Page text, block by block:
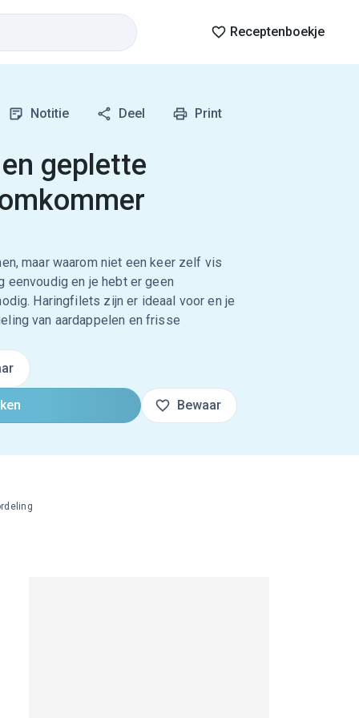
Receptenboekje
Notitie Deel Print
geplette
maar waarom niet een keer zelf vis
eenvoudig en je hebt er geen
Haringfilets zijn er ideaal voor en je
van aardappelen en frisse
Bewaar